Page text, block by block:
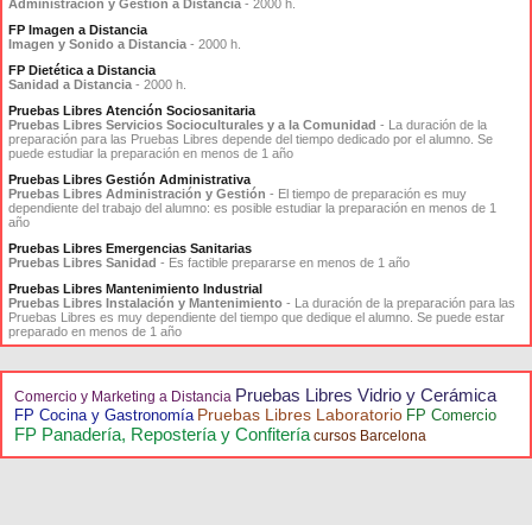
Administración y Gestión a Distancia - 2000 h.
FP Imagen a Distancia
Imagen y Sonido a Distancia - 2000 h.
FP Dietética a Distancia
Sanidad a Distancia - 2000 h.
Pruebas Libres Atención Sociosanitaria
Pruebas Libres Servicios Socioculturales y a la Comunidad - La duración de la
preparación para las Pruebas Libres depende del tiempo dedicado por el alumno. Se
puede estudiar la preparación en menos de 1 año
Pruebas Libres Gestión Administrativa
Pruebas Libres Administración y Gestión - El tiempo de preparación es muy
dependiente del trabajo del alumno: es posible estudiar la preparación en menos de 1
año
Pruebas Libres Emergencias Sanitarias
Pruebas Libres Sanidad - Es factible prepararse en menos de 1 año
Pruebas Libres Mantenimiento Industrial
Pruebas Libres Instalación y Mantenimiento - La duración de la preparación para las
Pruebas Libres es muy dependiente del tiempo que dedique el alumno. Se puede estar
preparado en menos de 1 año
Comercio y Marketing a Distancia Pruebas Libres Vidrio y Cerámica
FP Cocina y Gastronomía Pruebas Libres Laboratorio FP Comercio
FP Panadería, Repostería y Confitería cursos Barcelona